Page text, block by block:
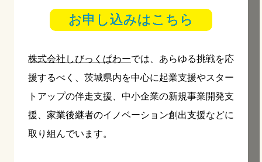
お申し込みはこちら
株式会社しびっくぱわーでは、あらゆる挑戦を応
援するべく、茨城県内を中心に起業支援やスター
トアップの伴走支援、中小企業の新規事業開発支
援、家業後継者のイノベーション創出支援などに
取り組んでいます。